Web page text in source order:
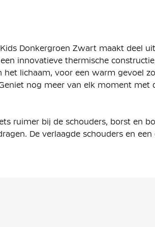
Donkergroen Zwart maakt deel
innovatieve thermische
lichaam, voor een warm gevoel
nog meer van elk moment met
ruimer bij de schouders, borst en
De verlaagde schouders en een